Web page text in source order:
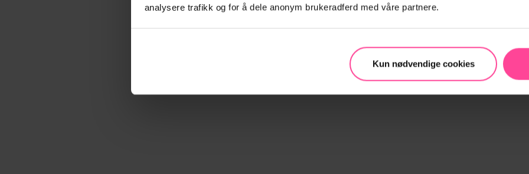
analysere trafikk og for å dele anonym brukeradferd med våre partnere.
Kun nødvendige cookies